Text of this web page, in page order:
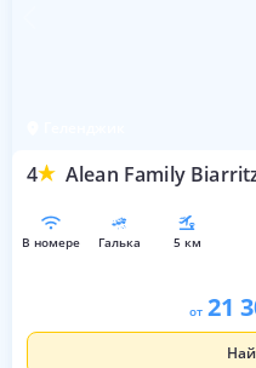
4 Alean Family
в номере галька 5 км
от 21